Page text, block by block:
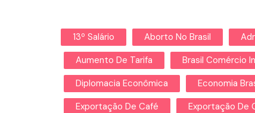
13º Salário Aborto No Brasil
Aumento De Tarifa
Brasil Comércio
Diplomacia Econômica
Economia
Exportação De Café
Exportação De